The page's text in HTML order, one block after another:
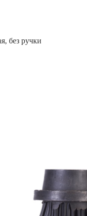
без ручки